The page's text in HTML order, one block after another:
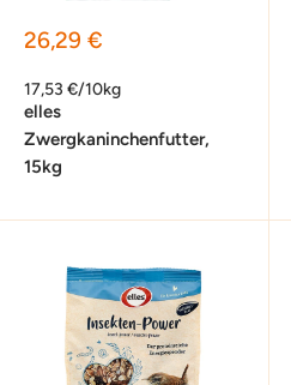
Sonderpreis
26,29 €
17,53 €/10kg
elles
Zwergkaninchenfutter,
15kg